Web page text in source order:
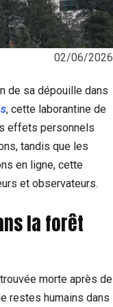
02/06/2026
de sa dépouille dans
, cette laborantine de
effets personnels
tandis que les
en ligne, cette
et observateurs.
la forêt
morte après de
restes humains dans